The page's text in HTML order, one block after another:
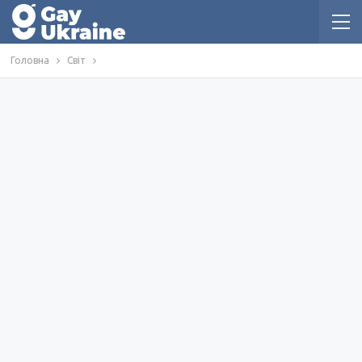
Головна Світ